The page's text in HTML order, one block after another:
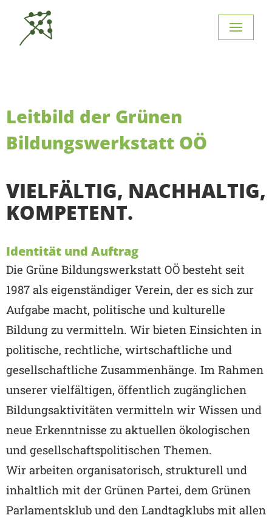
Leitbild der Grünen
Bildungswerkstatt OÖ
VIELFÄLTIG, NACHHALTIG,
KOMPETENT.
Identität und Auftrag
Die Grüne Bildungswerkstatt OÖ besteht seit
1987 als eigenständiger Verein, der es sich zur
Aufgabe macht, politische und kulturelle
Bildung zu vermitteln. Wir bieten Einsichten in
politische, rechtliche, wirtschaftliche und
gesellschaftliche Zusammenhänge. Im Rahmen
unserer vielfältigen, öffentlich zugänglichen
Bildungsaktivitäten vermitteln wir Wissen und
neue Erkenntnisse zu aktuellen ökologischen
und gesellschaftspolitischen Themen.
Wir arbeiten organisatorisch, strukturell und
inhaltlich mit der Grünen Partei, dem Grünen
Parlamentsklub und den Landtagklubs mit allen